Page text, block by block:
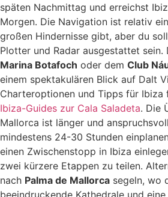
späten Nachmittag und erreichst
Morgen. Die Navigation ist relativ
großen Hindernisse gibt, aber du
Plotter und Radar ausgestattet
Marina Botafoch oder dem Club
einem spektakulären Blick auf Dalt
Charteroptionen und Tipps für Ibiza
Ibiza-Guides zur Cala Saladeta. Die
Mallorca ist länger und
mindestens 24-30 Stunden
einen Zwischenstopp in Ibiza
zwei kürzere Etappen zu teilen.
nach Palma de Mallorca segeln, wo